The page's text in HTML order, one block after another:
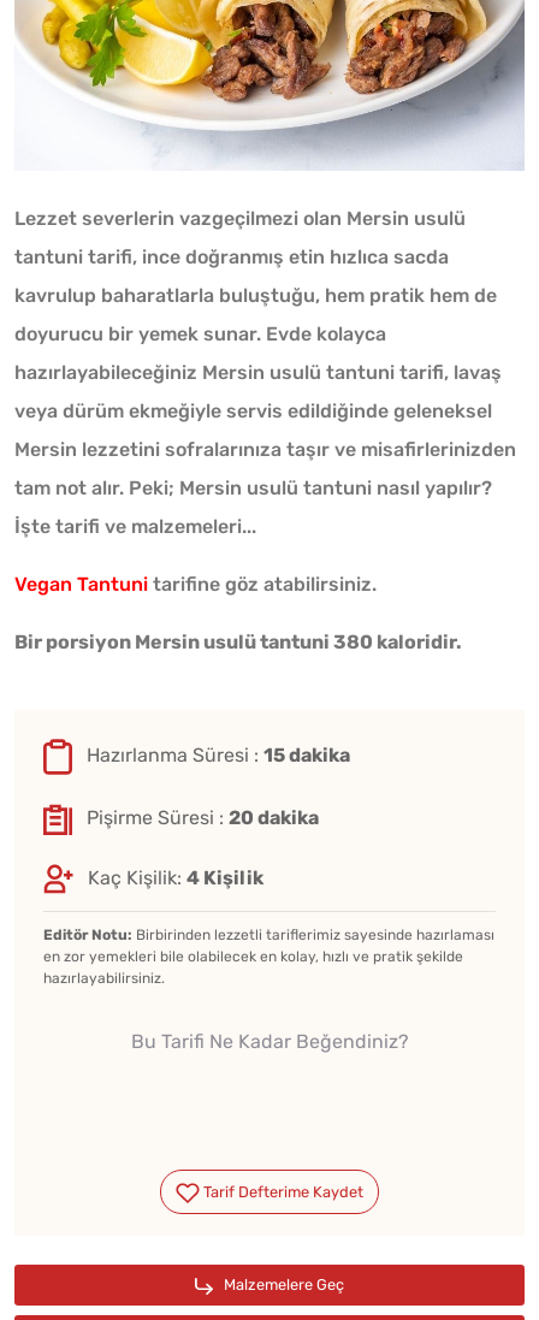
Lezzet severlerin vazgeçilmezi olan Mersin usulü
tantuni tarifi, ince doğranmış etin hızlıca sacda
kavrulup baharatlarla buluştuğu, hem pratik hem de
doyurucu bir yemek sunar. Evde kolayca
hazırlayabileceğiniz Mersin usulü tantuni tarifi, lavaş
veya dürüm ekmeğiyle servis edildiğinde geleneksel
Mersin lezzetini sofralarınıza taşır ve misafirlerinizden
tam not alır. Peki; Mersin usulü tantuni nasıl yapılır?
İşte tarifi ve malzemeleri...
Vegan Tantuni tarifine göz atabilirsiniz.
Bir porsiyon Mersin usulü tantuni 380 kaloridir.
Hazırlanma Süresi : 15 dakika
Pişirme Süresi : 20 dakika
Kaç Kişilik: 4 Kişilik
Editör Notu: Birbirinden lezzetli tariflerimiz sayesinde hazırlaması
en zor yemekleri bile olabilecek en kolay, hızlı ve pratik şekilde
hazırlayabilirsiniz.
Bu Tarifi Ne Kadar Beğendiniz?